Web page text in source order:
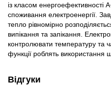
із класом енергоефективності
споживання електроенергії.
тепло рівномірно
випікання та запікання.
контролювати температуру та
функції роблять використання
Відгуки